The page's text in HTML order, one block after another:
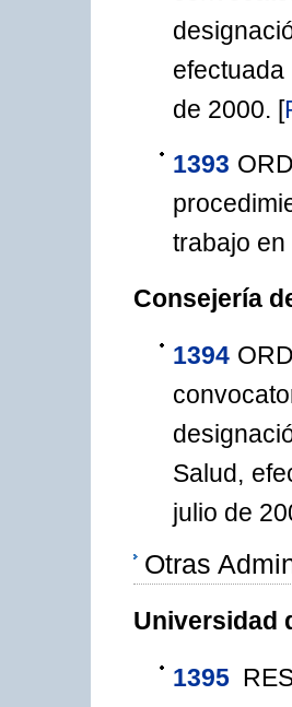
de 2000. [
1393
trabajo
Consejería
1394
Salud,
julio de
Otras
Universidad
1395